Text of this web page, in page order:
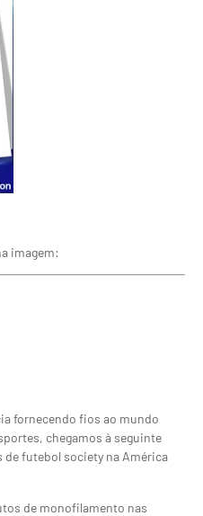
imagem:
fornecendo fios ao mundo
chegamos à seguinte
futebol society na América
de monofilamento nas